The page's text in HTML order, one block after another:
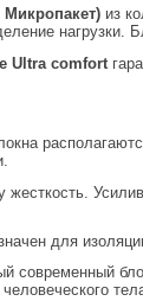
из
нагрузки.
Ultra comfort
для
современный